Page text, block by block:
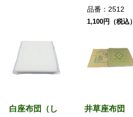
品番：2512
1,100円（税込）
白座布団（し
井草座布団